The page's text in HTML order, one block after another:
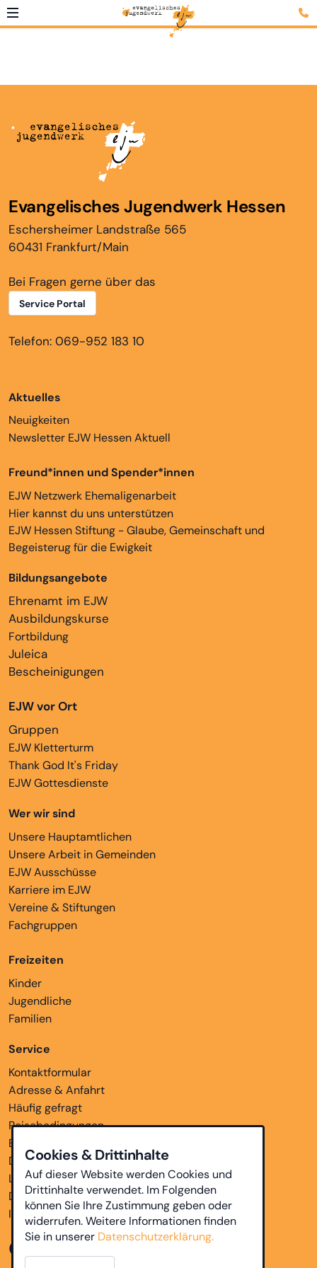
Evangelisches Jugendwerk Hessen
Eschersheimer Landstraße 565
60431 Frankfurt/Main
Bei Fragen gerne über das
Service Portal
Telefon: 069-952 183 10
Aktuelles
Neuigkeiten
Newsletter EJW Hessen Aktuell
Freund*innen und Spender*innen
EJW Netzwerk Ehemaligenarbeit
Hier kannst du uns unterstützen
EJW Hessen Stiftung - Glaube, Gemeinschaft und
Begeisterug für die Ewigkeit
Bildungsangebote
Ehrenamt im EJW
Ausbildungskurse
Fortbildung
Juleica
Bescheinigungen
EJW vor Ort
Gruppen
EJW Kletterturm
Thank God It's Friday
EJW Gottesdienste
Wer wir sind
Unsere Hauptamtlichen
Unsere Arbeit in Gemeinden
EJW Ausschüsse
Karriere im EJW
Vereine & Stiftungen
Fachgruppen
Freizeiten
Kinder
Jugendliche
Familien
Service
Kontaktformular
Adresse & Anfahrt
Häufig gefragt
Reisebedingungen
Bankverbindungen
Downloads
Links
Datenschutz
Impressum
Cookies & Drittinhalte
Auf dieser Website werden Cookies und
Drittinhalte verwendet. Im Folgenden
können Sie Ihre Zustimmung geben oder
widerrufen. Weitere Informationen finden
Sie in unserer Datenschutzerklärung.